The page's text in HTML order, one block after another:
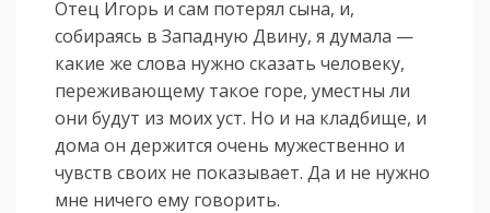
Отец Игорь и сам потерял сына, и,
собираясь в Западную Двину, я думала —
какие же слова нужно сказать человеку,
переживающему такое горе, уместны ли
они будут из моих уст. Но и на кладбище, и
дома он держится очень мужественно и
чувств своих не показывает. Да и не нужно
мне ничего ему говорить.